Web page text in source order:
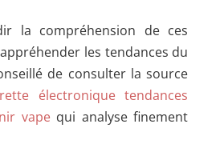
la compréhension de ces
les tendances du
de consulter la source
électronique tendances
vapequi analyse finement